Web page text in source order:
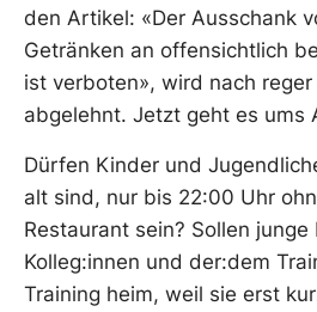
den Artikel: «Der Ausschank
Getränken an offensichtlich
ist verboten», wird nach reger
abgelehnt. Jetzt geht es ums
Dürfen Kinder und
alt sind, nur bis 22:00 Uhr
Restaurant sein? Sollen
Kolleg:innen und der:dem
Training heim, weil sie erst